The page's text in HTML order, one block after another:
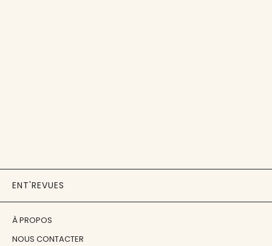
ENT'REVUES
À PROPOS
NOUS CONTACTER